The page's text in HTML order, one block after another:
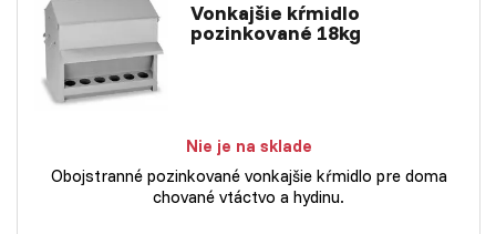
Vonkajšie kŕmidlo
pozinkované 18kg
Nie je na sklade
Obojstranné pozinkované vonkajšie kŕmidlo pre doma
chované vtáctvo a hydinu.